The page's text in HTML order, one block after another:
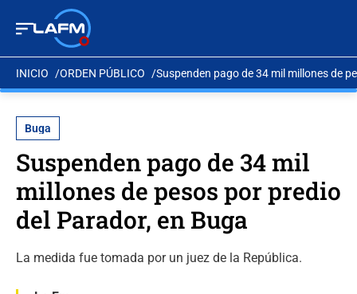
INICIO ORDEN PÚBLICO Suspenden pago de 34 mil millones de
Buga
Suspenden pago de 34 mil
millones de pesos por predio
del Parador, en Buga
La medida fue tomada por un juez de la República.